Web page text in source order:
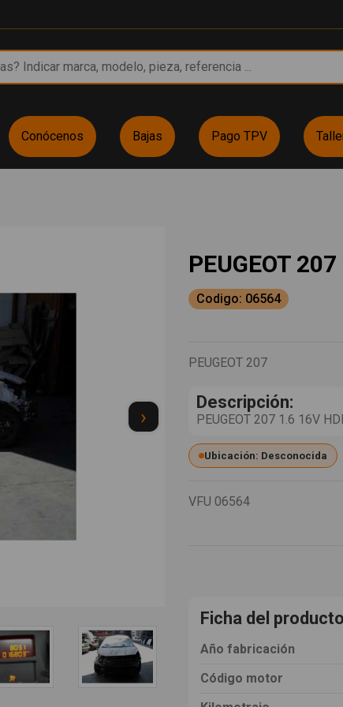
Conócenos Bajas Pago TPV
›
PEUGEOT 207
Codigo: 06564
PEUGEOT 207
Descripción:
PEUGEOT 207 1.6 16V
Ubicación: Desconocida
VFU 06564
Ficha del producto
Año fabricación
Código motor